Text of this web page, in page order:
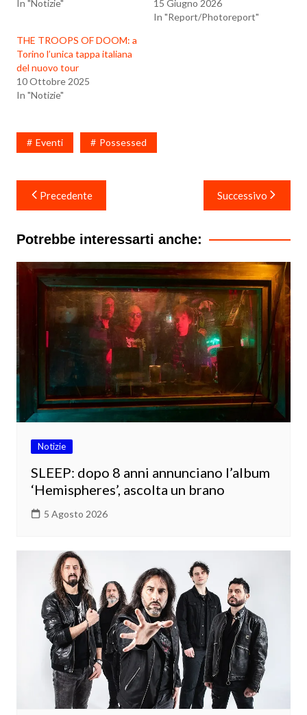
In "Notizie"
15 Giugno 2026
In "Report/Photoreport"
THE TROOPS OF DOOM: a
Torino l’unica tappa italiana
del nuovo tour
10 Ottobre 2025
In "Notizie"
Eventi Possessed
Navigazione
articoli
Precedente Successivo
Potrebbe interessarti anche:
Notizie
SLEEP: dopo 8 anni annunciano l’album
‘Hemispheres’, ascolta un brano
5 Agosto 2026